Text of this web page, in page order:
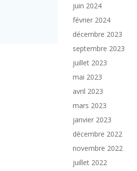
juin 2024
février 2024
décembre 2023
septembre 2023
juillet 2023
mai 2023
avril 2023
mars 2023
janvier 2023
décembre 2022
novembre 2022
juillet 2022